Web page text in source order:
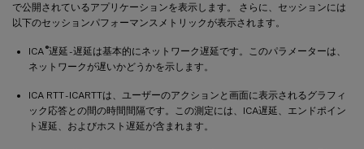
で公開されているアプリケーションを表示します。 さらに、セッションには
以下のセッションパフォーマンスメトリックが表示されます。
ICA ®遅延 - 遅延は基本的にネットワーク遅延です。このパラメーターは、
ネットワークが遅いかどうかを示します。
ICA RTT - ICARTTは、ユーザーのアクションと画面に表示されるグラフィ
ック応答との間の時間間隔です。この測定には、ICA遅延、エンドポイン
ト遅延、およびホスト遅延が含まれます。